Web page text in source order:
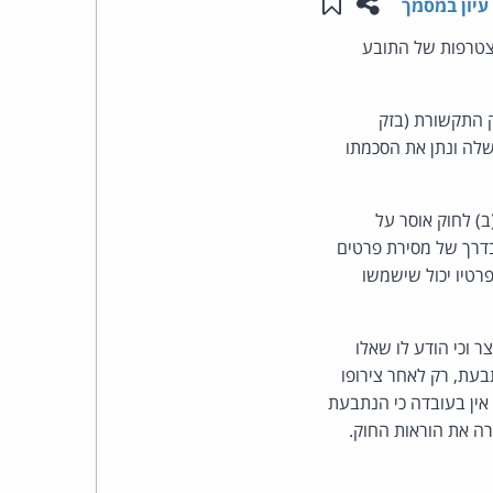
עיון במסמך
של התובע
3 מסרונים פרסומיים, בניגוד להוראות סעיף 30א לחוק התקשורת (בזק
שלה ונתן את הסכמתו
הנתבעת שלחה לתובע 3 מסרונים וכי תוכנם הוא "דבר פרסומת". סעיף 30א(ב) לחוק אוסר על
של מסירת פרטים
לנמען כי פרטיו יכול שישמשו
וכי הודע לו שאלו
רק לאחר צירופו
אין בעובדה כי הנתבעת
את הוראות החוק.